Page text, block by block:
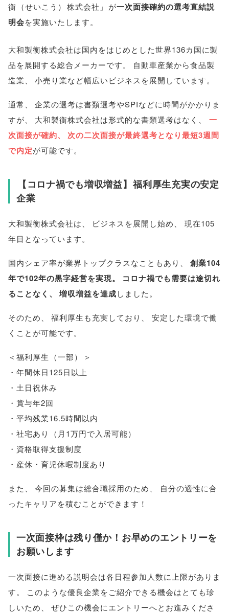
衡 （せいこう ） 株式会社 」 が一次面接確約の選考直結説
明会を実施いたします。
大和製衡株式会社は国内をはじめとした世界136カ国に製
品を展開する総合メーカーです。
自動車産業から食品製
造業、 小売り業など幅広いビジネスを展開しています。
通常 、
企業の選考は書類選考やSPIなどに時間がかかりま
すが、 大和製衡株式会社は形式的な書類選考はなく 、
一
次面接が確約、
次の二次面接が最終選考となり最短3週間
で内定が可能です。
【コロナ禍でも増収増益】 福利厚生充実の安定
企業
大和製衡株式会社は、 ビジネスを展開し始め、
現在105
年目となっています。
国内シェア率が業界トップクラスなこともあり 、
創業104
年で102年の黒字経営を実現。
コロナ禍でも需要は途切れ
ることなく 、 増収増益を達成しました。
そのため、 福利厚生も充実しており 、
安定した環境で働
くことが可能です。
＜福利厚生 （一部）
＞
・年間休日125日以上
・土日祝休み
・賞与年2回
・平均残業16.5時間以内
・社宅あり
（ 月1万円で入居可能）
・資格取得支援制度
・産休・育児休暇制度あり
また 、 今回の募集は総合職採用のため、
自分の適性に合
ったキャリアを積むことができます！
一次面接枠は残り僅か！お早めのエントリーを
お願いします
一次面接に進める説明会は各日程参加人数に上限がありま
す。
このような優良企業をご紹介できる機会はとても珍
しいため、 ぜひこの機会にエントリーへとお進みくださ